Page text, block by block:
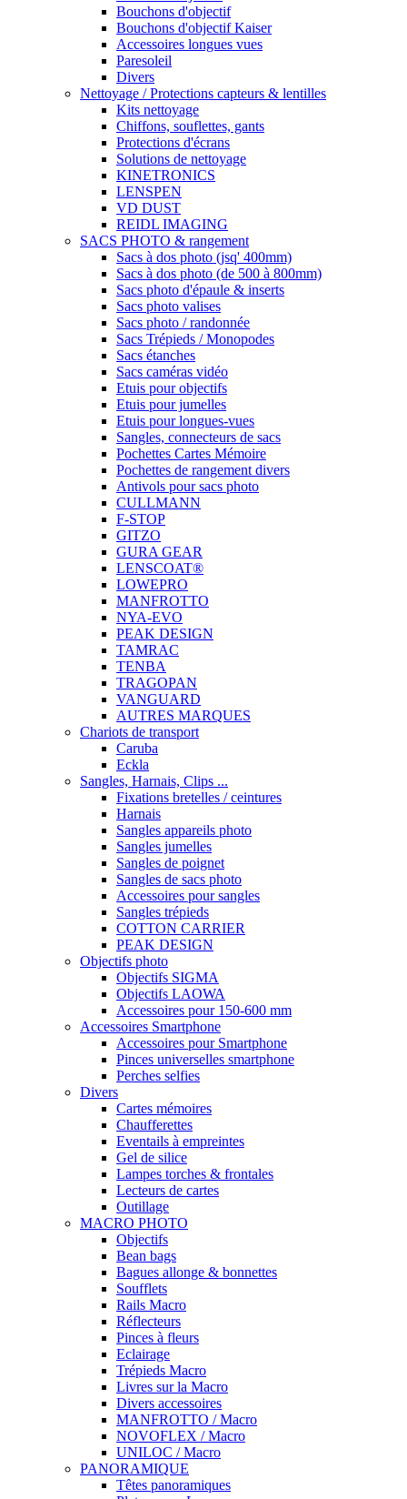
Bouchons d'objectif
Bouchons d'objectif Kaiser
Accessoires longues vues
Paresoleil
Divers
Nettoyage / Protections capteurs & lentilles
Kits nettoyage
Chiffons, souflettes, gants
Protections d'écrans
Solutions de nettoyage
KINETRONICS
LENSPEN
VD DUST
REIDL IMAGING
SACS PHOTO & rangement
Sacs à dos photo (jsq' 400mm)
Sacs à dos photo (de 500 à 800mm)
Sacs photo d'épaule & inserts
Sacs photo valises
Sacs photo / randonnée
Sacs Trépieds / Monopodes
Sacs étanches
Sacs caméras vidéo
Etuis pour objectifs
Etuis pour jumelles
Etuis pour longues-vues
Sangles, connecteurs de sacs
Pochettes Cartes Mémoire
Pochettes de rangement divers
Antivols pour sacs photo
CULLMANN
F-STOP
GITZO
GURA GEAR
LENSCOAT®
LOWEPRO
MANFROTTO
NYA-EVO
PEAK DESIGN
TAMRAC
TENBA
TRAGOPAN
VANGUARD
AUTRES MARQUES
Chariots de transport
Caruba
Eckla
Sangles, Harnais, Clips ...
Fixations bretelles / ceintures
Harnais
Sangles appareils photo
Sangles jumelles
Sangles de poignet
Sangles de sacs photo
Accessoires pour sangles
Sangles trépieds
COTTON CARRIER
PEAK DESIGN
Objectifs photo
Objectifs SIGMA
Objectifs LAOWA
Accessoires pour 150-600 mm
Accessoires Smartphone
Accessoires pour Smartphone
Pinces universelles smartphone
Perches selfies
Divers
Cartes mémoires
Chaufferettes
Eventails à empreintes
Gel de silice
Lampes torches & frontales
Lecteurs de cartes
Outillage
MACRO PHOTO
Objectifs
Bean bags
Bagues allonge & bonnettes
Soufflets
Rails Macro
Réflecteurs
Pinces à fleurs
Eclairage
Trépieds Macro
Livres sur la Macro
Divers accessoires
MANFROTTO / Macro
NOVOFLEX / Macro
UNILOC / Macro
PANORAMIQUE
Têtes panoramiques